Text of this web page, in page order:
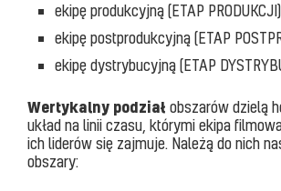
ekipę produkcyjną (ETAP PRODUKCJI)
ekipę postprodukcyjną (ETAP
ekipę dystrybucyjną (ETAP
Wertykalny podział obszarów dzielą
układ na linii czasu, którymi ekipa
ich liderów się zajmuje. Należą do nich
obszary: